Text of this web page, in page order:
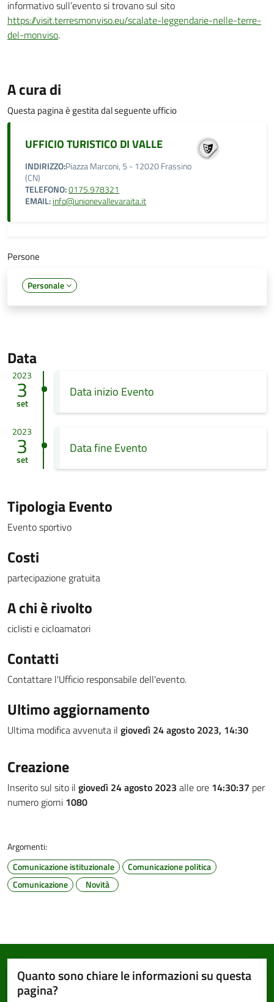
informativo sull’evento si trovano sul sito
https://visit.terresmonviso.eu/scalate-leggendarie-nelle-terre-
del-monviso.
A cura di
Questa pagina è gestita dal seguente ufficio
UFFICIO TURISTICO DI VALLE
INDIRIZZO:Piazza Marconi, 5 - 12020 Frassino
(CN)
TELEFONO:0175.978321
EMAIL:info@unionevallevaraita.it
Persone
Personale
Data
2023
3
set
Data inizio Evento
2023
3
set
Data fine Evento
Tipologia Evento
Evento sportivo
Costi
partecipazione gratuita
A chi è rivolto
ciclisti e cicloamatori
Contatti
Contattare l'Ufficio responsabile dell'evento.
Ultimo aggiornamento
Ultima modifica avvenuta il giovedì 24 agosto 2023, 14:30
Creazione
Inserito sul sito il giovedì 24 agosto 2023 alle ore 14:30:37 per
numero giorni 1080
Argomenti:
Comunicazione istituzionale
Comunicazione politica
Comunicazione
Novità
Quanto sono chiare le informazioni su questa
pagina?